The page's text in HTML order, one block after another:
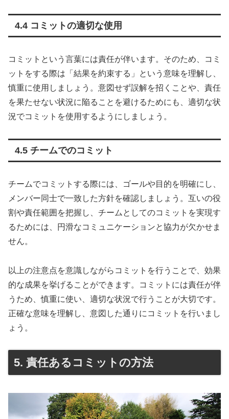
4.4 コミットの適切な使用
コミットという言葉には責任が伴います。そのため、コミ
ットをする際は「結果を約束する」という意味を理解し、
慎重に使用しましょう。意図せず誤解を招くことや、責任
を果たせない状況に陥ることを避けるためにも、適切な状
況でコミットを使用するようにしましょう。
4.5 チームでのコミット
チームでコミットする際には、ゴールや目的を明確にし、
メンバー同士で一致した方針を確認しましょう。互いの役
割や責任範囲を把握し、チームとしてのコミットを実現す
るためには、円滑なコミュニケーションと協力が欠かせま
せん。
以上の注意点を意識しながらコミットを行うことで、効果
的な成果を挙げることができます。コミットには責任が伴
うため、慎重に使い、適切な状況で行うことが大切です。
正確な意味を理解し、意図した通りにコミットを行いまし
ょう。
5. 責任あるコミットの方法